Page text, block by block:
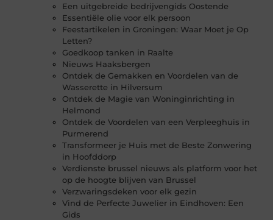
Een uitgebreide bedrijvengids Oostende
Essentiële olie voor elk persoon
Feestartikelen in Groningen: Waar Moet je Op
Letten?
Goedkoop tanken in Raalte
Nieuws Haaksbergen
Ontdek de Gemakken en Voordelen van de
Wasserette in Hilversum
Ontdek de Magie van Woninginrichting in
Helmond
Ontdek de Voordelen van een Verpleeghuis in
Purmerend
Transformeer je Huis met de Beste Zonwering
in Hoofddorp
Verdienste brussel nieuws als platform voor het
op de hoogte blijven van Brussel
Verzwaringsdeken voor elk gezin
Vind de Perfecte Juwelier in Eindhoven: Een
Gids